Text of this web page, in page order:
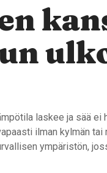
laskee ja sää ei
ilman kylmän tai
ympäristön,